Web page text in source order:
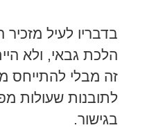
בדבריו לעיל
הלכת גבאי, ולא
זה מבלי להתייחס
לתובנות שעולות
בגישור.